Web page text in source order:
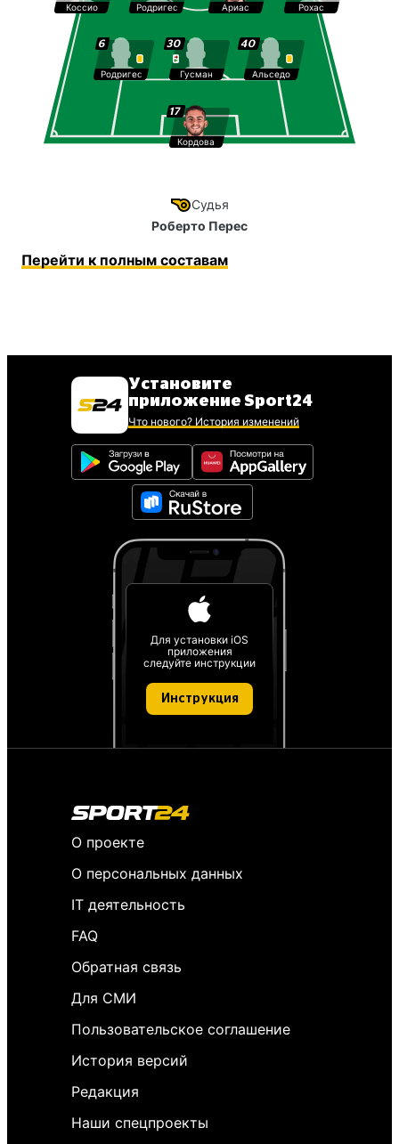
40
Альседо
30
Гусман
Рохас
Коссио
17
Кордова
Ариас
Родригес
6
Родригес
Судья
Роберто Перес
Перейти к полным составам
Установите
приложение Sport24
Что нового? История изменений
Для установки iOS
приложения
следуйте инструкции
Инструкция
О проекте
О персональных данных
IT деятельность
FAQ
Обратная связь
Для СМИ
Пользовательское соглашение
История версий
Редакция
Наши спецпроекты